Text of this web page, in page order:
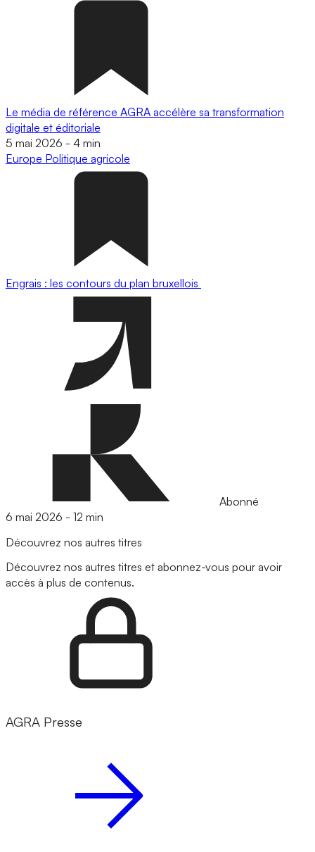
Le média de référence AGRA accélère sa transformation
digitale et éditoriale
5 mai 2026 - 4 min
Europe Politique agricole
Engrais : les contours du plan bruxellois
Abonné
6 mai 2026 - 12 min
Découvrez nos autres titres
Découvrez nos autres titres et abonnez-vous pour avoir
accès à plus de contenus.
AGRA Presse